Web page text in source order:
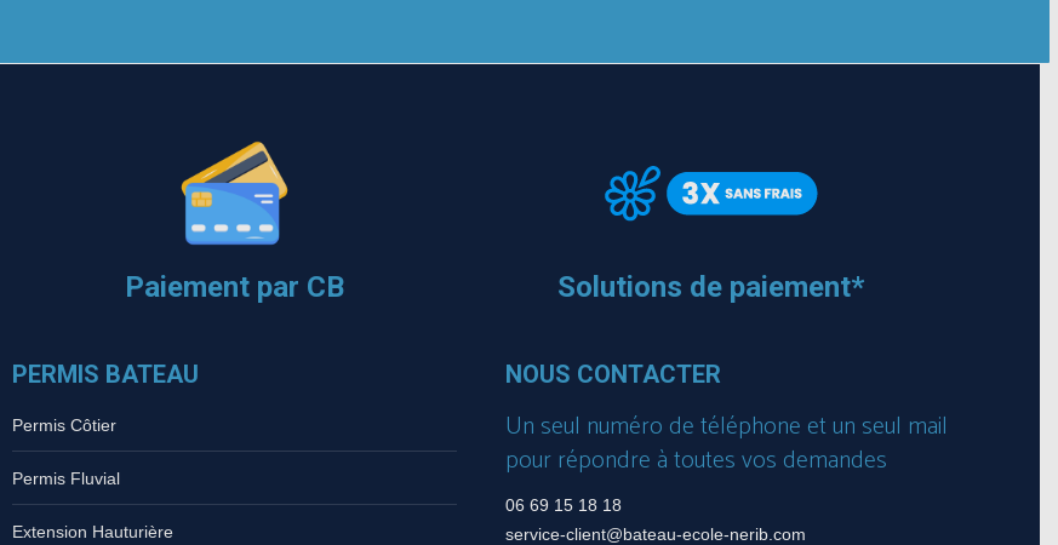
Paiement par CB Solutions de paiement*
PERMIS BATEAU
Permis Côtier
Permis Fluvial
Extension Hauturière
NOUS CONTACTER
Un seul numéro de téléphone et un seul mail
pour répondre à toutes vos demandes
06 69 15 18 18
service-client@bateau-ecole-nerib.com